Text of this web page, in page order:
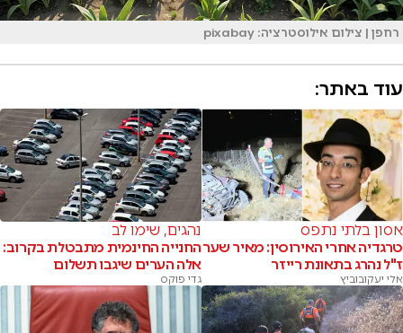
רחפן | צילום אילוסטרציה: pixabay
עוד באתר:
אסון בלתי נתפס
טרגדיה אחרי האירוסין: מאיר שער
ז"ל נהרג בתאונת רייזר
אלי יעקובוביץ
נהגים, שימו לב
החנייה החינמית מתבטלת בקרוב:
אלה הערים שיגבו תשלום
גדי פוקס